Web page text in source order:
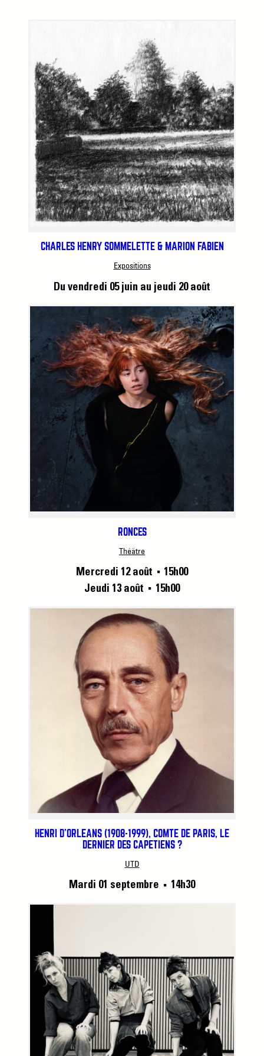
CHARLES HENRY SOMMELETTE & MARION FABIEN
Expositions
Du vendredi 05 juin au jeudi 20 août
RONCES
Théâtre
Mercredi 12 août ■
15h00
Jeudi 13 août
■ 15h00
HENRI D’ORLÉANS (1908-1999), COMTE DE PARIS, LE
DERNIER DES CAPÉTIENS ?
UTD
Mardi 01 septembre ■ 14h30